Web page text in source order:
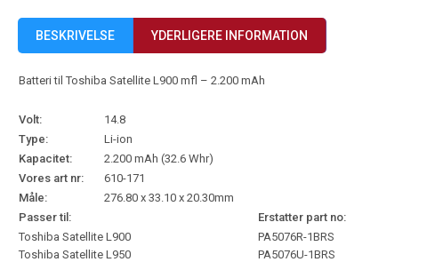
BESKRIVELSE YDERLIGERE INFORMATION
Batteri til Toshiba Satellite L900 mfl – 2.200 mAh
Volt:
14.8
Type:
Li-ion
Kapacitet:
2.200 mAh (32.6 Whr)
Vores art nr:
610-171
Måle:
276.80 x 33.10 x 20.30mm
Passer til:
Erstatter part no:
Toshiba Satellite L900
Toshiba Satellite L950
PA5076R-1BRS
PA5076U-1BRS